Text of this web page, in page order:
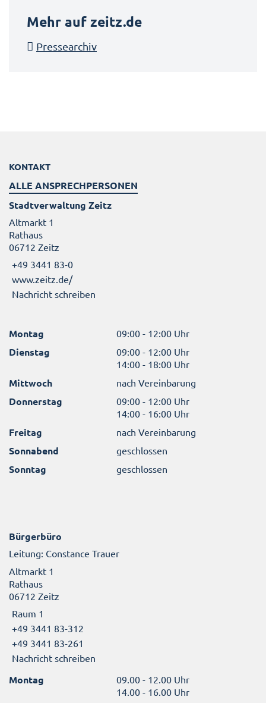
Mehr auf zeitz.de
Pressearchiv
KONTAKT
ALLE ANSPRECHPERSONEN
Stadtverwaltung Zeitz
Altmarkt 1
Rathaus
06712 Zeitz
+49 3441 83-0
www.zeitz.de/
Nachricht schreiben
Montag 09:00 - 12:00 Uhr
Dienstag
09:00 - 12:00 Uhr
14:00 - 18:00 Uhr
Mittwoch nach Vereinbarung
Donnerstag
09:00 - 12:00 Uhr
14:00 - 16:00 Uhr
Freitag nach Vereinbarung
Sonnabend geschlossen
Sonntag geschlossen
Bürgerbüro
Leitung: Constance Trauer
Altmarkt 1
Rathaus
06712 Zeitz
Raum 1
+49 3441 83-312
+49 3441 83-261
Nachricht schreiben
Montag
09.00 - 12.00 Uhr
14.00 - 16.00 Uhr